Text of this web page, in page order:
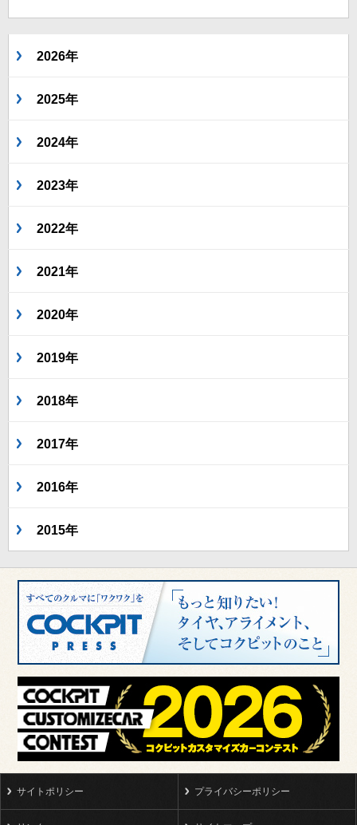
2026年
2025年
2024年
2023年
2022年
2021年
2020年
2019年
2018年
2017年
2016年
2015年
サイトポリシー プライバシーポリシー